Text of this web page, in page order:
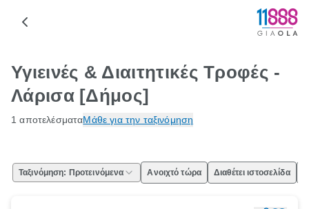
Υγιεινές & Διαιτητικές Τροφές -
Λάρισα [Δήμος]
1 αποτελέσματαΜάθε για την ταξινόμηση
Ταξινόμηση: Προτεινόμενα Ανοιχτό τώρα Διαθέτει ιστοσελίδα